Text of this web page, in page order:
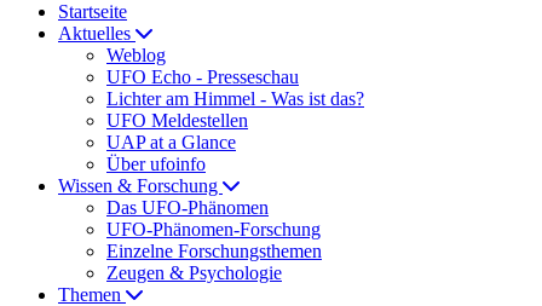
Startseite
Aktuelles
Weblog
UFO Echo - Presseschau
Lichter am Himmel - Was ist das?
UFO Meldestellen
UAP at a Glance
Über ufoinfo
Wissen & Forschung
Das UFO-Phänomen
UFO-Phänomen-Forschung
Einzelne Forschungsthemen
Zeugen & Psychologie
Themen